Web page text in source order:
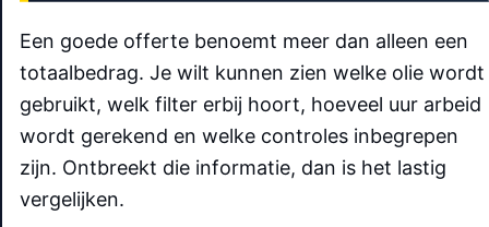
Een goede offerte benoemt meer dan alleen een
totaalbedrag. Je wilt kunnen zien welke olie wordt
gebruikt, welk filter erbij hoort, hoeveel uur arbeid
wordt gerekend en welke controles inbegrepen
zijn. Ontbreekt die informatie, dan is het lastig
vergelijken.